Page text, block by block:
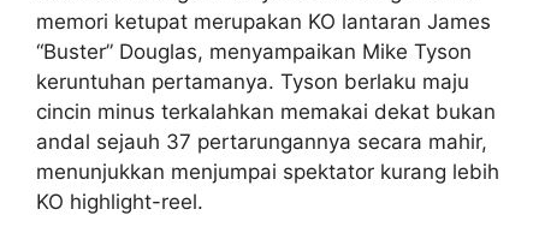
memori ketupat merupakan KO lantaran James
“Buster” Douglas, menyampaikan Mike Tyson
keruntuhan pertamanya. Tyson berlaku maju
cincin minus terkalahkan memakai dekat bukan
andal sejauh 37 pertarungannya secara mahir,
menunjukkan menjumpai spektator kurang lebih
KO highlight-reel.